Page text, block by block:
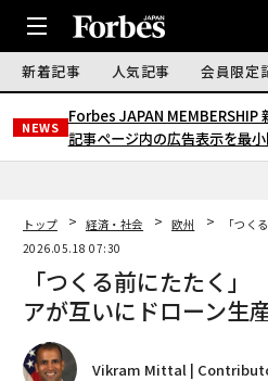
新着記事 人気記事 会員限定
NEWS
Forbes JAPAN MEMBERSHIP
記事ページ内の広告表示を最
トップ 経済・社会 欧州
「つく
2026.05.18 07:30
「つくる前にたたく
アが互いにドローン生
Vikram Mittal |